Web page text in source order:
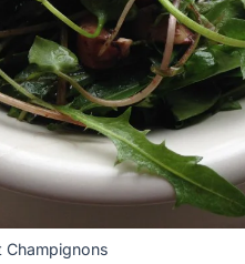
Champignons